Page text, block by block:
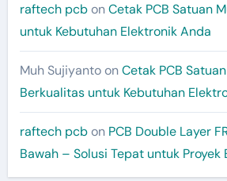
raftech pcbonCetak PCB Satuan
untuk Kebutuhan Elektronik Anda
Muh SujiyantoonCetak PCB
Berkualitas untuk Kebutuhan
raftech pcbon PCB Double Layer
Bawah – Solusi Tepat untuk